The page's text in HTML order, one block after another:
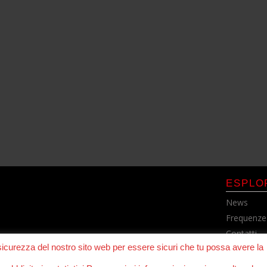
News
Frequenze
Contatti
Cookie
Privacy
del nostro sito web per essere sicuri che tu possa avere la